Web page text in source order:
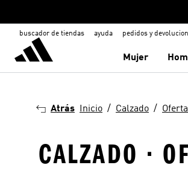
buscador de tiendas ayuda pedidos y
Mujer
Atrás Inicio Calzado
CALZADO ·